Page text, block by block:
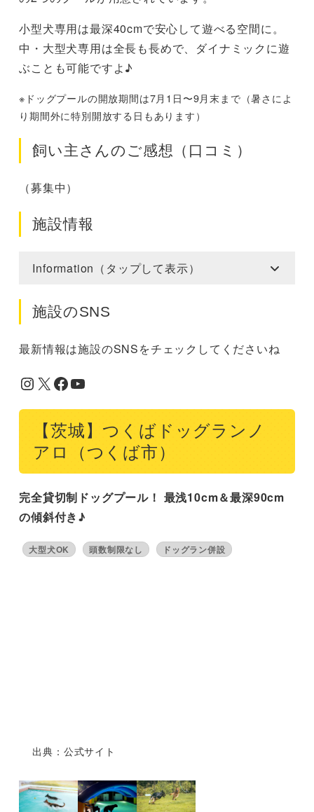
小型犬専用は最深40cmで安心して遊べる空間に。
中・大型犬専用は全長も長めで、ダイナミックに遊
ぶことも可能ですよ♪
※ドッグプールの開放期間は7月1日〜9月末まで（暑さによ
り期間外に特別開放する日もあります）
飼い主さんのご感想（口コミ）
（募集中）
施設情報
Information（タップして表示）
施設のSNS
最新情報は施設のSNSをチェックしてくださいね
Instagram
X Facebook
YouTube
【茨城】つくばドッグランノ
アロ（つくば市）
完全貸切制ドッグプール！ 最浅10cm＆最深90cm
の傾斜付き♪
大型犬OK 頭数制限なし ドッグラン併設
出典：公式サイト